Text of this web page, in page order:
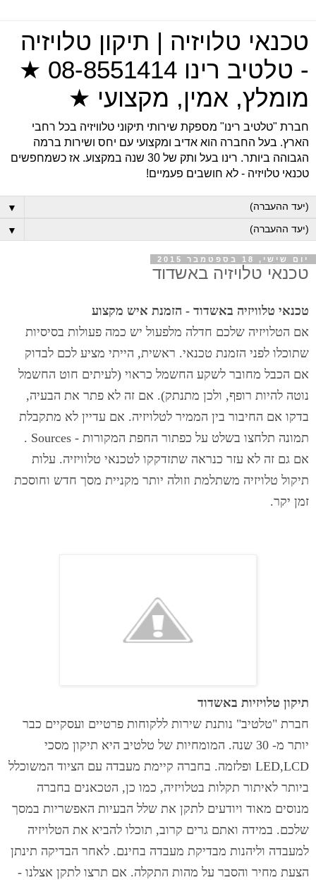
טכנאי טלויזיה | תיקון טלויזיה
- טלטיב רינו 08-8551414 ★
מומלץ, אמין, מקצועי ★
חברת "טלטיב רינו" מספקת שירותי תיקוני טלוויזיה בכל רחבי
הארץ. בעל החברה הוא אדיב ומקצועי עם יחס ושירות ברמה
הגבוהה ביותר. רינו בעל ותק של 30 שנה במקצוע. אז כשמחפשים
טכנאי טלויזיה - לא חושבים פעמיים!
▼
▼
יום שישי, 18 בספטמבר 2015
טכנאי טלויזיה באשדוד
טכנאי טלוויזיה באשדוד - הזמנת איש מקצוע
אם הטלויזיה שלכם חדלה מלפעול יש כמה פעולות בסיסיות
שתוכלו לפני הזמנת טכנאי. ראשית, הייתי מציע לכם לבדוק
אם הכבל מחובר לשקע החשמל כראוי (לעיתים חוט החשמל
נוטה להיות רופף, ולכן מתנתק). אם זה לא פתר את הבעיה,
בדקו אם החיבור בין הממיר לטלויזיה. אם עדיין לא מתקבלת
תמונה תלחצו בשלט על כפתור החפת המקורות - Sources .
אם גם זה לא עזר כנראה שתזדקקו לטכנאי טלוויזיה. עלות
תיקול טלויזיה משתלמת וזולה יותר מקניית מסך חדש וחוסכת
זמן יקר.
תיקון טלויזיות באשדוד
חברת "טלטיב" נותנת שירות ללקוחות פרטיים ועסקיים כבר
יותר מ- 30 שנה. המומחיות של טלטיב היא תיקון מסכי
LED,LCD ופלזמה. בחברה קיימת מעבדה עם הציוד המשוכלל
ביותר לאיתור תקלות בטלויזיה, כמו כן, הטכאנים בחברה
מנוסים מאוד ויודעים לתקן את שלל הבעיות האפשריות במסך
שלכם. במידה ואתם גרים קרוב, תוכלו להביא את הטלויזיה
למעבדה וליהנות מבדיקת מעבדה בחינם. לאחר הבדיקה תינתן
הצעת מחיר והסבר על מהות התקלה. אם תרצו לתקן אצלנו -